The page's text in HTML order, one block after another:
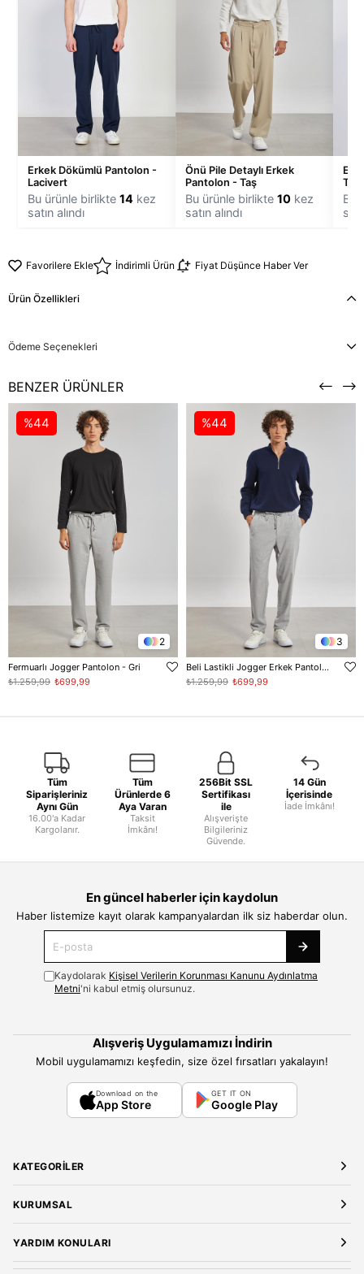
Erkek Dökümlü Pantolon -
Lacivert
Bu ürünle birlikte 14 kez
satın alındı
Önü Pile Detaylı Erkek
Pantolon - Taş
Bu ürünle birlikte 10kez
satın alındı
T-
Bu
Favorilere Ekle İndirimli Ürün Fiyat Düşünce Haber Ver
Ürün Özellikleri
Ödeme Seçenekleri
BENZER ÜRÜNLER
2
Fermuarlı Jogger Pantolon - Gri
₺699,99
₺1.259,99
%44
3
Beli Lastikli Jogger Erkek Pantolon - Gri
₺699,99
₺1.259,99
%44
Tüm
Siparişleriniz
Aynı Gün
16.00'a Kadar
Kargolanır.
Tüm
Ürünlerde 6
Aya Varan
Taksit
İmkânı!
256Bit SSL
Sertifikası
ile
Alışverişte
Bilgileriniz
Güvende.
14 Gün
İçerisinde
İade İmkânı!
En güncel haberler için kaydolun
Haber listemize kayıt olarak kampanyalardan ilk siz haberdar olun.
Kaydolarak Kişisel Verilerin Korunması Kanunu Aydınlatma
Metni'ni kabul etmiş olursunuz.
Alışveriş Uygulamamızı İndirin
Mobil uygulamamızı keşfedin, size özel fırsatları yakalayın!
Download on the
App Store
GET IT ON
Google Play
KATEGORILER
Bluz
Gömlek
KURUMSAL
Mağazalarımız
YARDIM KONULARI
Üyelik Sözleşmesi